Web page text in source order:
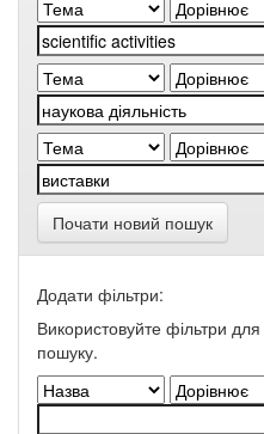
Почати новий пошук
Додати фільтри:
Використовуйте фільтри для
пошуку.